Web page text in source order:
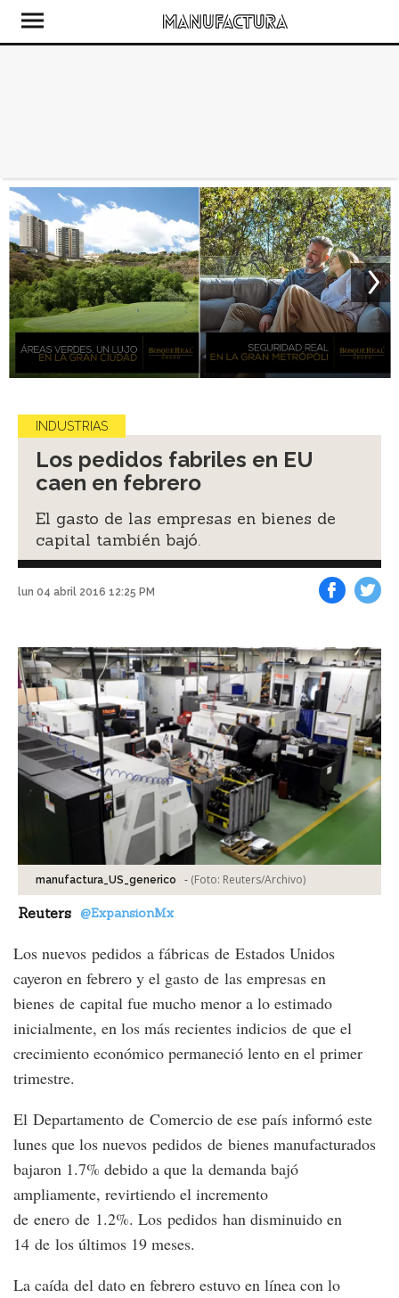
INDUSTRIAS
Los pedidos fabriles en EU
caen en febrero
El gasto de las empresas en bienes de
capital también bajó.
lun 04 abril 2016 12:25 PM
manufactura_US_generico - (Foto: Reuters/Archivo)
Reuters @ExpansionMx
Los nuevos pedidos a fábricas de Estados Unidos
cayeron en febrero y el gasto de las empresas en
bienes de capital fue mucho menor a lo estimado
inicialmente, en los más recientes indicios de que el
crecimiento económico permaneció lento en el primer
trimestre.
El Departamento de Comercio de ese país informó este
lunes que los nuevos pedidos de bienes manufacturados
bajaron 1.7% debido a que la demanda bajó
ampliamente, revirtiendo el incremento
de enero de 1.2%. Los pedidos han disminuido en
14 de los últimos 19 meses.
La caída del dato en febrero estuvo en línea con lo